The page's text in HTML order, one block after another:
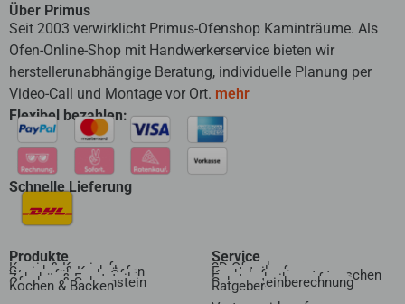
Über Primus
Seit 2003 verwirklicht Primus-Ofenshop Kaminträume. Als
Ofen-Online-Shop mit Handwerkerservice bieten wir
herstellerunabhängige Beratung, individuelle Planung per
Video-Call und Montage vor Ort. mehr
Flexibel bezahlen:
Schnelle Lieferung
Produkte
Kamin & Kaminofen
Speicher & Kachelofen
Wasserführende Öfen
Zubehör & Ersatzteile
Ofenbau & Schornstein
Kochen & Backen
Service
3D Ofenplanung
Ersatzteilanfrage
Kachelofeneinsatz tauschen
Ersatzscheibenanfrage
Schornsteinberechnung
Ratgeber